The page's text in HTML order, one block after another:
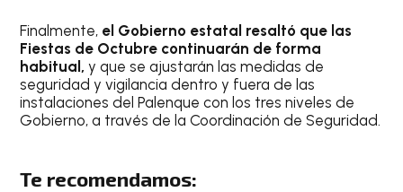
Finalmente, el Gobierno estatal resaltó que las
Fiestas de Octubre continuarán de forma
habitual,y que se ajustarán las medidas de
seguridad y vigilancia dentro y fuera de las
instalaciones del Palenque con los tres niveles de
Gobierno, a través de la Coordinación de Seguridad.
Te recomendamos: